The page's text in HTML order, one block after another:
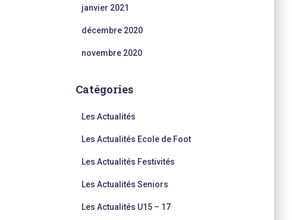
janvier 2021
décembre 2020
novembre 2020
Catégories
Les Actualités
Les Actualités Ecole de Foot
Les Actualités Festivités
Les Actualités Seniors
Les Actualités U15 – 17